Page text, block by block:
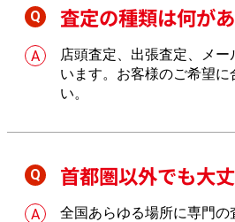
査定の種類は何が
店頭査定、出張査定、メ
います。お客様のご希望に
い。
首都圏以外でも大
全国あらゆる場所に専門の